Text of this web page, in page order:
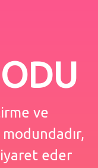
ve
eder